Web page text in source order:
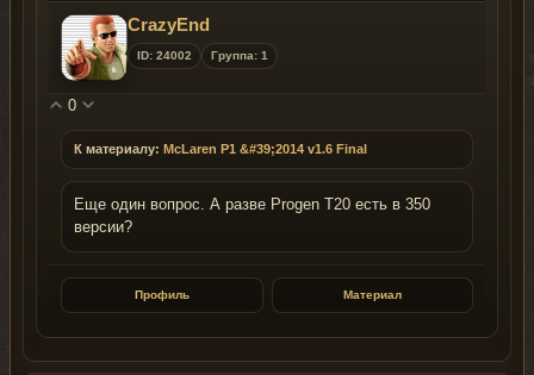
CrazyEnd
ID: 24002 Группа: 1
0
К материалу: McLaren P1 &#39;2014 v1.6 Final
Еще один вопрос. А разве Progen T20 есть в 350
версии?
Профиль Материал